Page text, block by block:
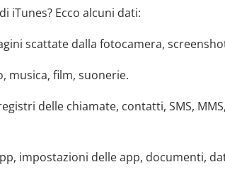
iTunes? Ecco alcuni dati:
scattate dalla fotocamera,
musica, film, suonerie.
delle chiamate, contatti, SMS,
impostazioni delle app, documenti,